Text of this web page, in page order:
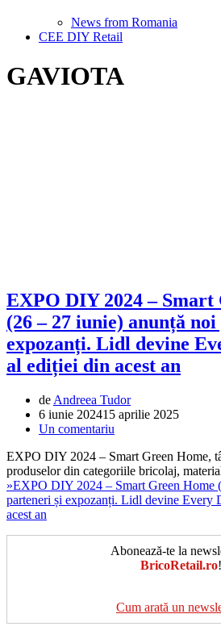
News from Romania
CEE DIY Retail
GAVIOTA
EXPO DIY 2024 – Smart
(26 – 27 iunie) anunță
expozanți. Lidl devine
al ediției din acest an
de Andreea Tudor
6 iunie 202415 aprilie 2025
Un comentariu
EXPO DIY 2024 – Smart Green Home,
produselor din categoriile bricolaj,
»EXPO DIY 2024 – Smart Green Home
parteneri și expozanți. Lidl devine Every
acest an
Abonează-te la
BricoRetail.ro!
Cum arată un